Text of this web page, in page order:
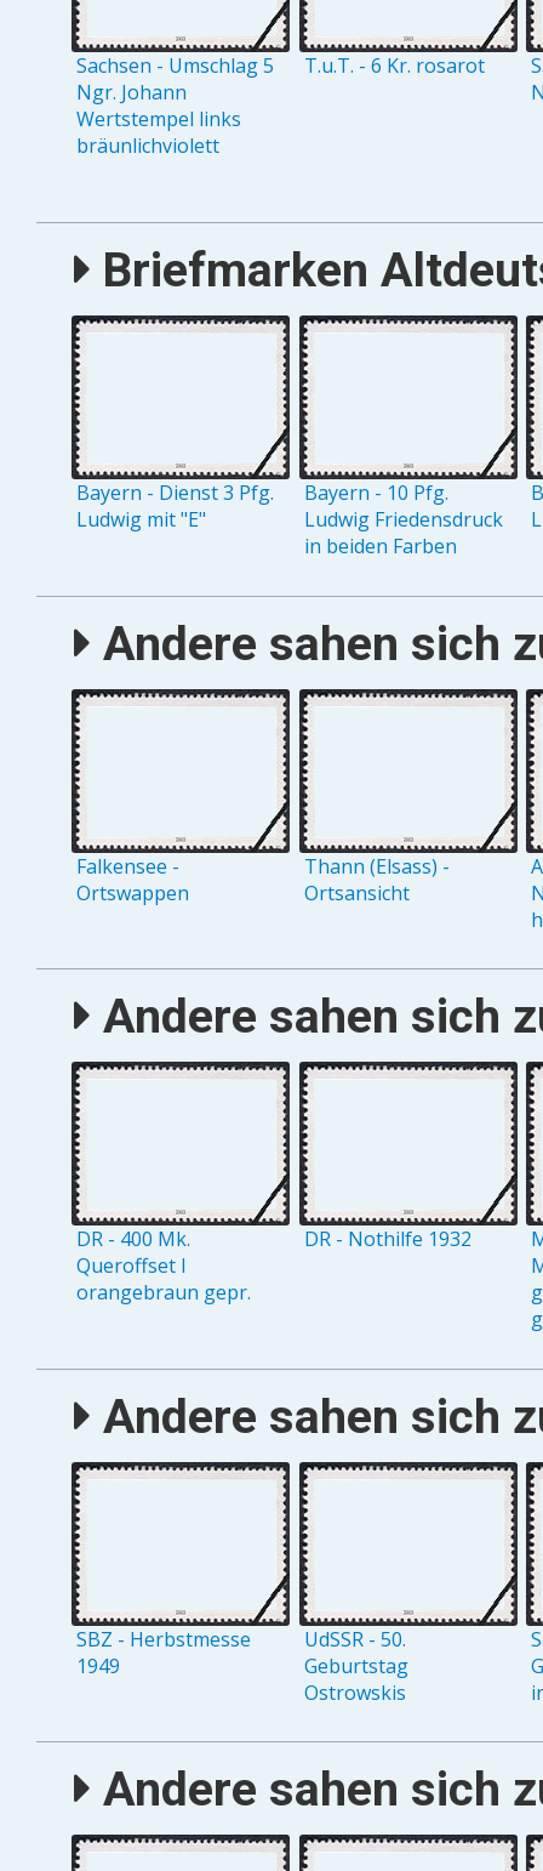
Sachsen - Umschlag 5
Ngr. Johann
Wertstempel links
bräunlichviolett
T.u.T. - 6 Kr. rosarot
Briefmarken
Bayern - Dienst 3 Pfg.
Ludwig mit "E"
Bayern - 10 Pfg.
Ludwig Friedensdruck
in beiden Farben
Andere sahen sich
Falkensee -
Ortswappen
Thann (Elsass) -
Ortsansicht
Andere sahen sich
DR - 400 Mk.
Queroffset I
orangebraun gepr.
DR - Nothilfe 1932
Andere sahen sich
SBZ - Herbstmesse
1949
UdSSR - 50.
Geburtstag
Ostrowskis
Andere sahen sich